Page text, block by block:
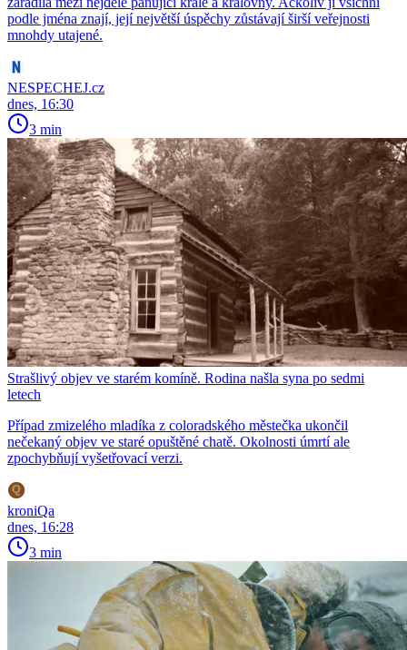
podle jména znají, její největší úspěchy zůstávají širší veřejnosti
mnohdy utajené.
NESPECHEJ.cz
dnes, 16:30
3 min
Strašlivý objev ve starém komíně. Rodina našla syna po sedmi
letech
Případ zmizelého mladíka z coloradského městečka ukončil
nečekaný objev ve staré opuštěné chatě. Okolnosti úmrtí ale
zpochybňují vyšetřovací verzi.
kroniQa
dnes, 16:28
3 min